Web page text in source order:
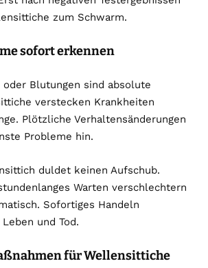
zum Schwarm.
sofort erkennen
Blutungen sind absolute
verstecken Krankheiten
Plötzliche Verhaltensänderungen
Probleme hin.
duldet keinen Aufschub.
Warten verschlechtern
Sofortiges Handeln
und Tod.
für Wellensittiche